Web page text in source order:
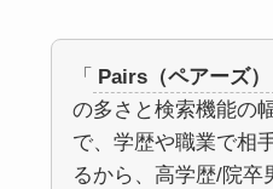
「 Pairs（ペアーズ）
の多さと検索機能の
で、学歴や職業で相
るから、高学歴/院卒